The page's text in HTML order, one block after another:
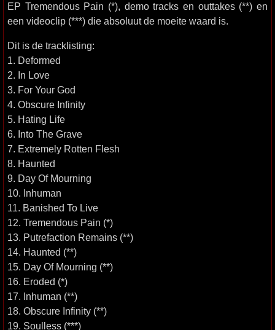
EP Tremendous Pain (*), demo tracks en outtakes (**) en
een videoclip (***) die absoluut de moeite waard is.
Dit is de tracklisting:
1. Deformed
2. In Love
3. For Your God
4. Obscure Infinity
5. Hating Life
6. Into The Grave
7. Extremely Rotten Flesh
8. Haunted
9. Day Of Mourning
10. Inhuman
11. Banished To Live
12. Tremendous Pain (*)
13. Putrefaction Remains (**)
14. Haunted (**)
15. Day Of Mourning (**)
16. Eroded (*)
17. Inhuman (**)
18. Obscure Infinity (**)
19. Soulless (***)